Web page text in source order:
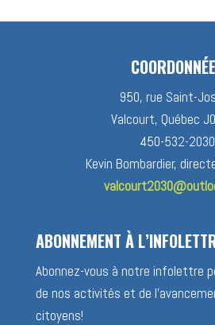
950, rue Saint-
Valcourt, Québec
450-532-2030
Kevin Bombardier,
ABONNEMENT À
Abonnez-vous à notre infolettre
de nos activités et de
citoyens!